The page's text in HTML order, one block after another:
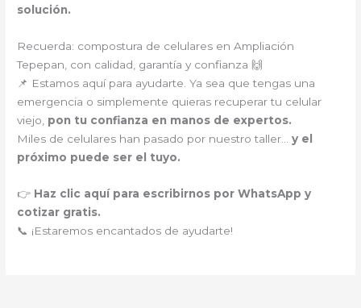
solución.
Recuerda: compostura de celulares en Ampliación
Tepepan, con calidad, garantía y confianza 🙌
📌 Estamos aquí para ayudarte. Ya sea que tengas una
emergencia o simplemente quieras recuperar tu celular
viejo, pon tu confianza en manos de expertos.
Miles de celulares han pasado por nuestro taller…y el
próximo puede ser el tuyo.
👉 Haz clic aquí para escribirnos por WhatsApp y
cotizar gratis.
📞 ¡Estaremos encantados de ayudarte!